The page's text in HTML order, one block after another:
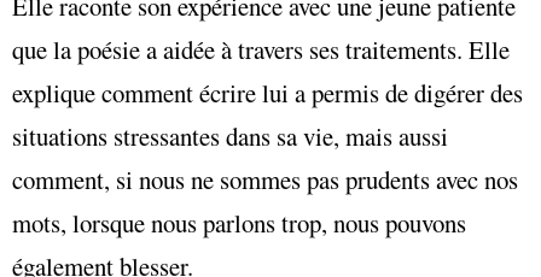
que la poésie a aidée à travers ses traitements. Elle
explique comment écrire lui a permis de digérer des
situations stressantes dans sa vie, mais aussi
comment, si nous ne sommes pas prudents avec nos
mots, lorsque nous parlons trop, nous pouvons
également blesser.